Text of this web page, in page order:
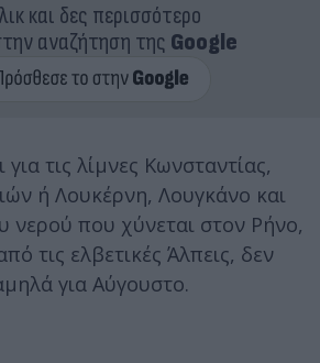
και δες περισσότερο
αναζήτηση της Google
για τις λίμνες Κωνσταντίας,
ή Λουκέρνη, Λουγκάνο και
νερού που χύνεται στον Ρήνο,
τις ελβετικές Άλπεις, δεν
για Αύγουστο.